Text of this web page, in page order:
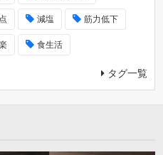
減塩 筋力低下
食生活
タグ一覧